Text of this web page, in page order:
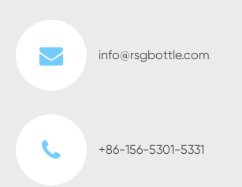
info@rsgbottle.com
+86-156-5301-5331